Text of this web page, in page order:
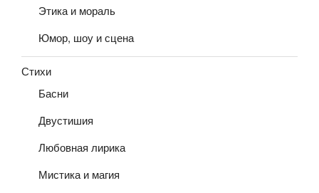
Этика и мораль
Юмор, шоу и сцена
Стихи
Басни
Двустишия
Любовная лирика
Мистика и магия